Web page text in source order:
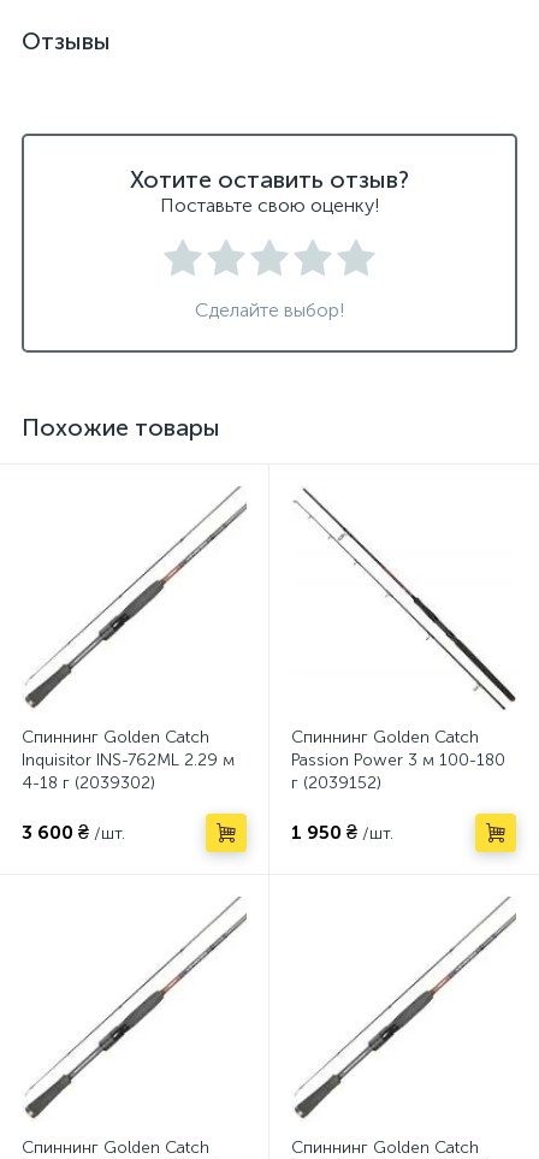
Отзывы
Хотите оставить отзыв?
Поставьте свою оценку!
Сделайте выбор!
Похожие товары
Спиннинг Golden Catch
Inquisitor INS-762ML 2.29 м
4-18 г (2039302)
3 600 ₴ /шт.
Спиннинг Golden Catch
Passion Power 3 м 100-180
г (2039152)
1 950 ₴ /шт.
Спиннинг Golden Catch
Спиннинг Golden Catch